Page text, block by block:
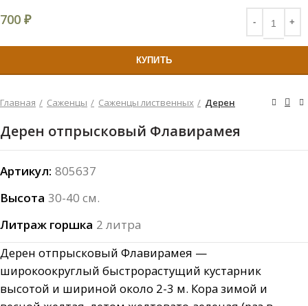
700 ₽
КУПИТЬ
Главная Саженцы Саженцы лиственных Дерен
Дерен отпрысковый Флавирамея
Артикул: 805637
Высота 30-40 см.
Литраж горшка 2 литра
Дерен отпрысковый Флавирамея —
широкоокруглый быстрорастущий кустарник
высотой и шириной около 2-3 м. Кора зимой и